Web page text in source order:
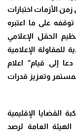
الأزمات اختبارات
على ما اعتبره
الحقل الإعلامي
للمقاولة الإعلامية
إلى قيام” اعلام
وتعزيز قدرات
القضايا الإقليمية
العامة لرصد